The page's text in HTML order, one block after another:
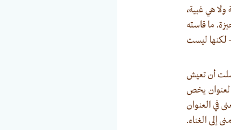
هي غبية،
ما قاسته
لكنها ليست
أن تعيش
يخص
في العنوان
الغناء.